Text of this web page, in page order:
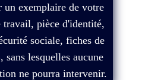
un exemplaire de votre
travail, pièce d'identité,
sociale, fiches de
sans lesquelles aucune
ne pourra intervenir.